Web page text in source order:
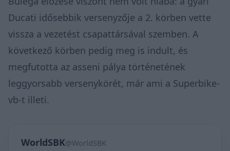
Ducati idősebbik versenyzője a 2. körben vette
vissza a vezetést csapattársával szemben. A
következő körben pedig meg is indult, és
megfutotta az asseni pálya történetének
leggyorsabb versenykörét, már ami a Superbike-
vb-t illeti.
WorldSBK@WorldSBK